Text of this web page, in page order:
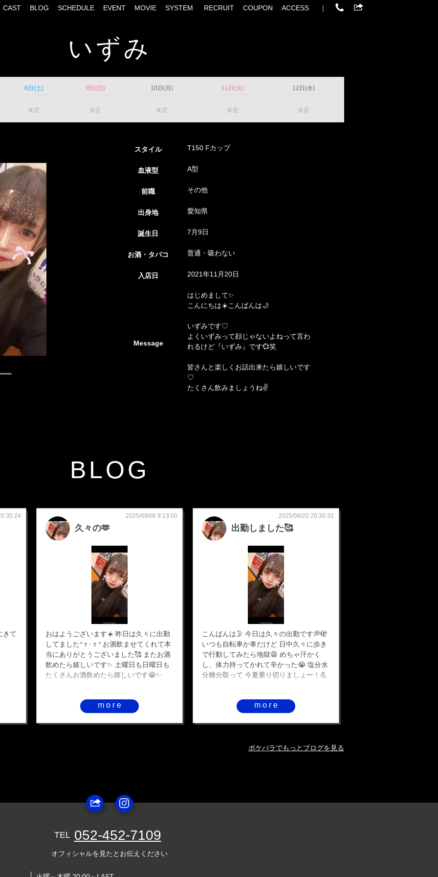
CAST BLOG SCHEDULE EVENT MOVIE SYSTEM RECRUIT COUPON ACCESS ｜
いずみ
8日(土) 9日(日) 10日(月) 11日(火) 12日(水)
未定 未定 未定 未定 未定
スタイル T150 Fカップ
血液型 A型
前職 その他
出身地 愛知県
誕生日 7月9日
お酒・タバコ 普通・吸わない
入店日 2021年11月20日
Message
はじめまして✨
こんにちは☀️こんばんは🌙
いずみです♡
よくいずみって顔じゃないよねって言わ
れるけど『いずみ』です💞笑
皆さんと楽しくお話出来たら嬉しいです
♡
たくさん飲みましょうね✌️
BLOG
きて
久々の🫶
2025/09/06 9:13:00
おはようございます☀️ 昨日は久々に出勤
してましたᐡ т · т ᐡ お酒飲ませてくれて本
当にありがとうございました🥰 またお酒
飲めたら嬉しいです✨ 土曜日も日曜日も
たくさんお酒飲めたら嬉しいです😭✨
more
出勤しました🥰
2025/08/20 20:30:32
こんばんは🌛 今日は久々の出勤です💭🫣
いつも自転車か車だけど 日中久々に歩き
で行動してみたら地獄😩 めちゃ汗かく
し、体力持ってかれて辛かった😭 塩分水
分糖分取って 今夏乗り切りましょー！💪
more
ポケパラでもっとブログを見る
TEL 052-452-7109
オフィシャルを見たとお伝えください